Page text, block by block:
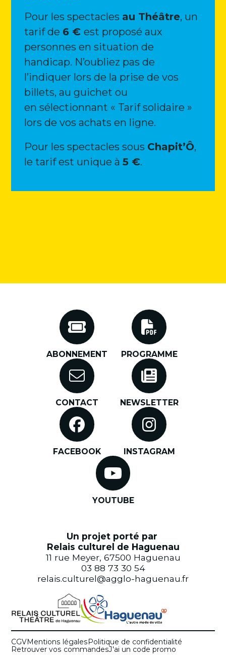
Pour les spectacles au Théâtre, un
tarif de 6 € est proposé aux
personnes en situation de
handicap. N’oubliez pas de
l’indiquer lors de la prise de vos
billets, au guichet ou
en sélectionnant « Tarif solidaire »
lors de vos achats en ligne.
Pour les spectacles sous Chapit’Ô,
le tarif est unique à 5 €.
ABONNEMENT PROGRAMME
CONTACT NEWSLETTER
FACEBOOK INSTAGRAM
YOUTUBE
Un projet porté par
Relais culturel de Haguenau
11 rue Meyer, 67500 Haguenau
03 88 73 30 54
relais.culturel@agglo-haguenau.fr
CGVMentions légales Politique de confidentialité
Retrouver vos commandesJ'ai un code promo